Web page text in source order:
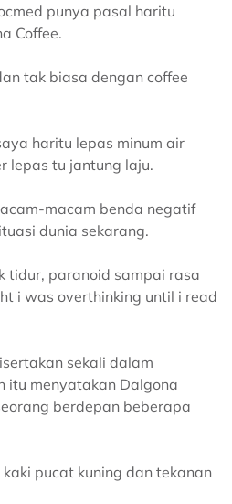
punya pasal haritu
Coffee.
tak biasa dengan coffee
haritu lepas minum air
lepas tu jantung laju.
macam benda negatif
dunia sekarang.
tidur, paranoid sampai rasa
i was overthinking until i read
sekali dalam
itu menyatakan Dalgona
berdepan beberapa
pucat kuning dan tekanan